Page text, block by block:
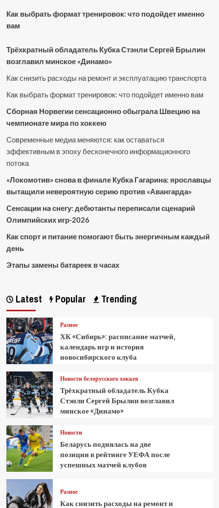
Как выбрать формат тренировок: что подойдет именно
вам
Трёхкратный обладатель Кубка Стэнли Сергей Брылин
возглавил минское «Динамо»
Как снизить расходы на ремонт и эксплуатацию транспорта
Как выбрать формат тренировок: что подойдет именно вам
Сборная Норвегии сенсационно обыграла Швецию на
чемпионате мира по хоккею
Современные медиа меняются: как оставаться
эффективным в эпоху бесконечного информационного
потока
«Локомотив» снова в финале Кубка Гагарина: ярославцы
вытащили невероятную серию против «Авангарда»
Сенсации на снегу: дебютанты переписали сценарий
Олимпийских игр-2026
Как спорт и питание помогают быть энергичным каждый
день
Этапы замены батареек в часах
Latest Popular Trending
Разное
ХК «Сибирь»: расписание матчей,
календарь игр и история
новосибирского клуба
Новости белорусского хоккея
Трёхкратный обладатель Кубка
Стэнли Сергей Брылин возглавил
минское «Динамо»
Новости
Беларусь поднялась на две
позиции в рейтинге УЕФА после
успешных матчей клубов
Разное
Как снизить расходы на ремонт и